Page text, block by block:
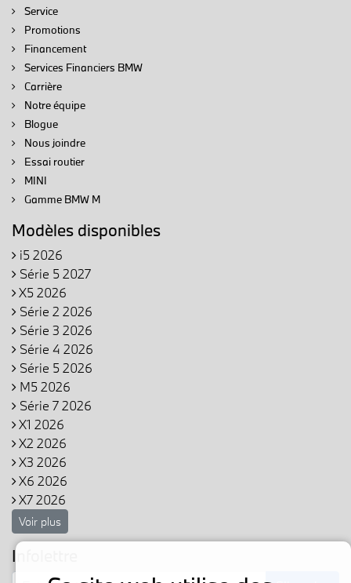
Service
Promotions
Financement
Services Financiers BMW
Carrière
Notre équipe
Blogue
Nous joindre
Essai routier
MINI
Gamme BMW M
Modèles disponibles
i5 2026
Série 5 2027
X5 2026
Série 2 2026
Série 3 2026
Série 4 2026
Série 5 2026
M5 2026
Série 7 2026
X1 2026
X2 2026
X3 2026
X6 2026
X7 2026
Voir plus
Infolettre